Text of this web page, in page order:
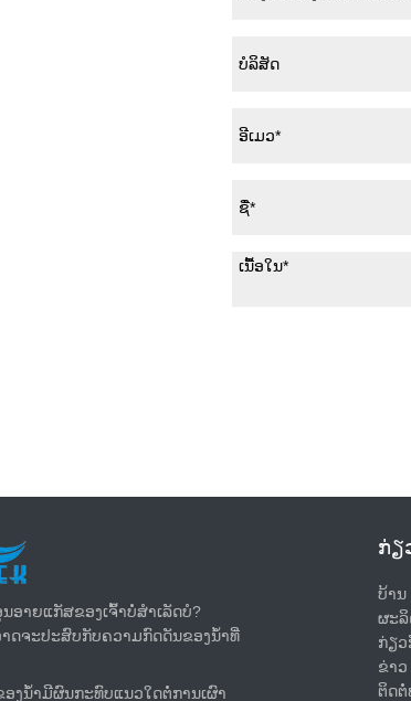
ກ່ຽ
ບ້ານ
ຜະ
ກ່ຽວ​
ຂ່າວ
ຕິດຕໍ່
ນອາຍແກັສຂອງເຈົ້າບໍ່ສຳເລັດບໍ?
າດຈະປະສົບກັບຄວາມກົດດັນຂອງນໍ້າທີ່
ງນ້ໍາມີຜົນກະທົບແນວໃດຕໍ່ການເຜົາ